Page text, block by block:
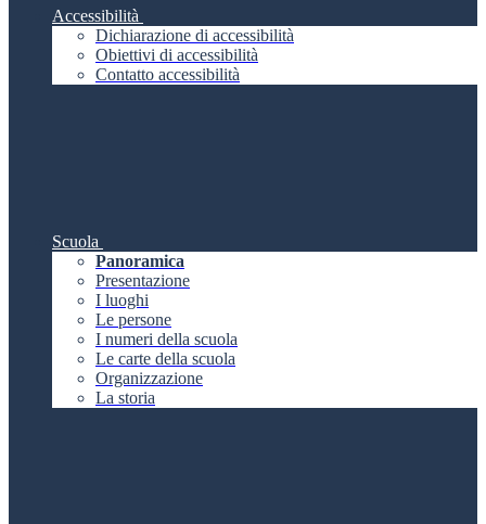
Accessibilità
Dichiarazione di accessibilità
Obiettivi di accessibilità
Contatto accessibilità
Scuola
Panoramica
Presentazione
I luoghi
Le persone
I numeri della scuola
Le carte della scuola
Organizzazione
La storia